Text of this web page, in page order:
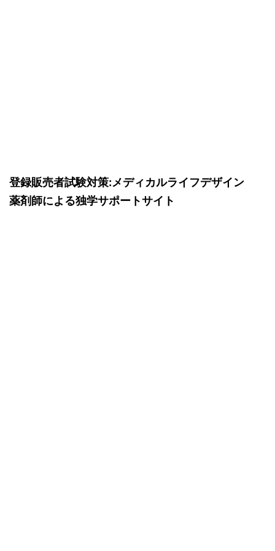
登録販売者試験対策:メディカルライフデザイン
薬剤師による独学サポートサイト